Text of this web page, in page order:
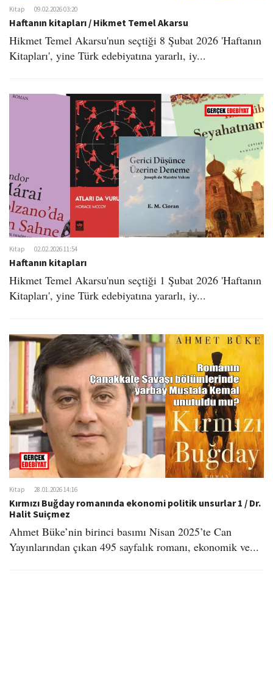
Kitap 09.02.2026 03:20
Haftanın kitapları / Hikmet Temel Akarsu
Hikmet Temel Akarsu'nun seçtiği 8 Şubat 2026 'Haftanın
Kitapları', yine Türk edebiyatına yararlı, iy...
Kitap 02.02.2026 11:54
Haftanın kitapları
Hikmet Temel Akarsu'nun seçtiği 1 Şubat 2026 'Haftanın
Kitapları', yine Türk edebiyatına yararlı, iy...
Kitap 28.01.2026 14:16
Kırmızı Buğday romanında ekonomi politik unsurlar 1 / Dr.
Halit Suiçmez
Ahmet Büke’nin birinci basımı Nisan 2025’te Can
Yayınlarından çıkan 495 sayfalık romanı, ekonomik ve...